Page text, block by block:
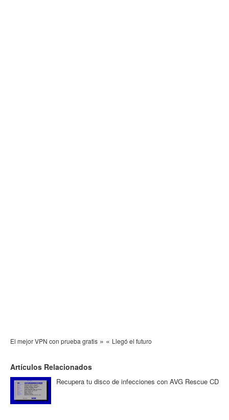
El mejor VPN con prueba gratis » « Llegó el futuro
Artículos Relacionados
Recupera tu disco de infecciones con AVG Rescue CD